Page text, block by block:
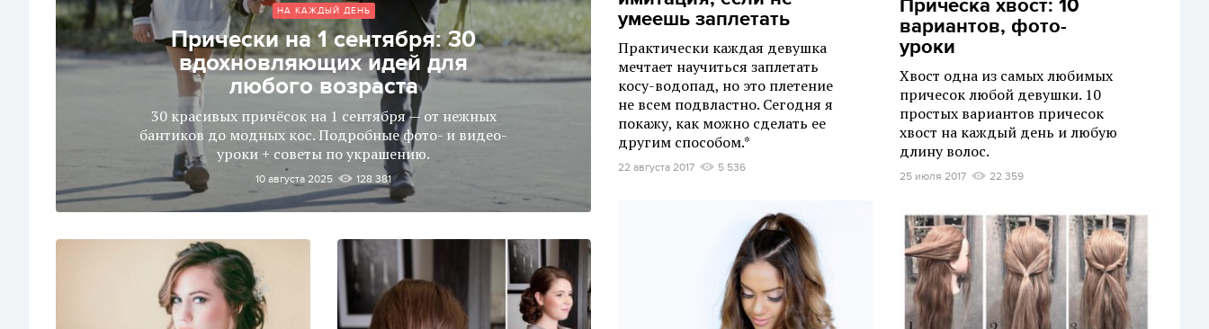
НА КАЖДЫЙ ДЕНЬ
Прически на 1 сентября: 30
вдохновляющих идей для
любого возраста
30 красивых причёсок на 1 сентября — от нежных
бантиков до модных кос. Подробные фото- и видео-
уроки + советы по украшению.
10 августа 2025 128 381
умеешь заплетать
Практически каждая девушка
мечтает научиться заплетать
косу-водопад, но это плетение
не всем подвластно. Сегодня я
покажу, как можно сделать ее
другим способом.*
22 августа 2017 5 536
Прическа хвост: 10
вариантов, фото-
уроки
Хвост одна из самых любимых
причесок любой девушки. 10
простых вариантов причесок
хвост на каждый день и любую
длину волос.
25 июля 2017 22 359